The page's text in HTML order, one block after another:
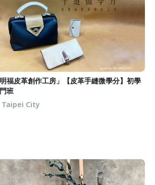
明福皮革創作工房」【皮革手縫微學分】初學
班
Taipei City